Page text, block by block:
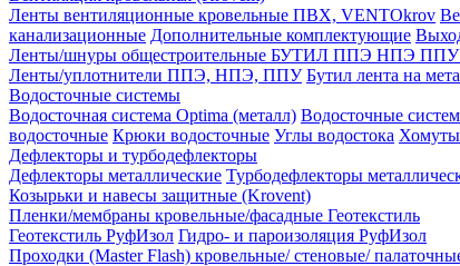
Ленты вентиляционные кровельные ПВХ, VENTOkrov
канализационные Дополнительные комплектующие
Ленты/шнуры общестроительные БУТИЛ ППЭ НПЭ ППУ
Ленты/уплотнители ППЭ, НПЭ, ППУ Бутил лента на
Водосточные системы
Водосточная система Optima (металл) Водосточные
водосточные Крюки водосточные Углы водостока Хомуты
Дефлекторы и турбодефлекторы
Дефлекторы металлические Турбодефлекторы
Козырьки и навесы защитные (Krovent)
Пленки/мембраны кровельные/фасадные Геотекстиль
Геотекстиль РуфИзол Гидро- и пароизоляция РуфИзол
Проходки (Master Flash) кровельные/ стеновые/